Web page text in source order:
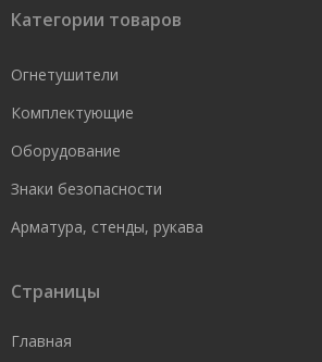
Категории товаров
Огнетушители
Комплектующие
Оборудование
Знаки безопасности
Арматура, стенды, рукава
Страницы
Главная